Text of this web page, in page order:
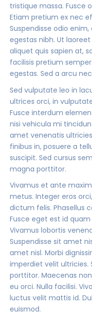
tristique massa. Fusce
Etiam pretium ex nec
Suspendisse odio
egestas nibh. Ut
aliquet quis sapien at,
facilisis pretium
egestas. Sed a arcu
Sed vulputate leo in
ultrices orci, in
Fusce interdum
nisi vehicula mi
amet venenatis
finibus in, posuere a
suscipit. Sed cursus
magna porttitor.
Vivamus et ante
metus. Integer eros
dictum felis. Phasellus
Fusce eget est id
Vivamus lobortis
Suspendisse sit amet
amet nisl. Morbi
imperdiet velit ultricies.
porttitor. Maecenas
eu orci. Nulla facilisi.
luctus velit mattis id.
euismod.